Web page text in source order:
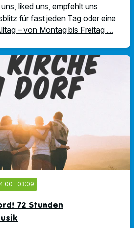
liked uns, empfehlt uns
für fast jeden Tag oder eine
– von Montag bis Freitag …
· 03:09
72 Stunden